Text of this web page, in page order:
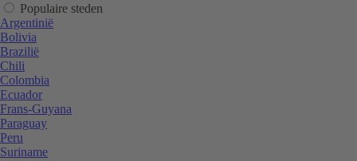
Populaire steden
Argentinië
Bolivia
Brazilië
Chili
Colombia
Ecuador
Frans-Guyana
Paraguay
Peru
Suriname